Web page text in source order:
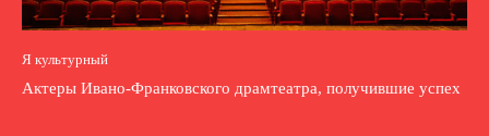
Я культурный
Актеры Ивано-Франковского драмтеатра, получившие успех